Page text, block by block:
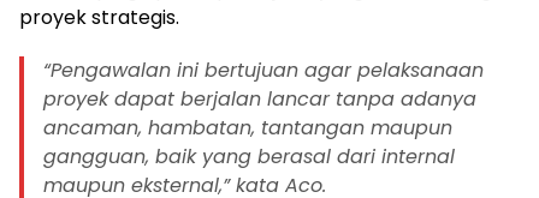
proyek strategis.
“Pengawalan ini bertujuan agar pelaksanaan
proyek dapat berjalan lancar tanpa adanya
ancaman, hambatan, tantangan maupun
gangguan, baik yang berasal dari internal
maupun eksternal,” kata Aco.